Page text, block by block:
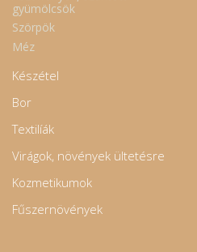
gyümölcsök
Szörpök
Méz
Készétel
Bor
Textilíák
Virágok, növények ültetésre
Kozmetikumok
Fűszernövények